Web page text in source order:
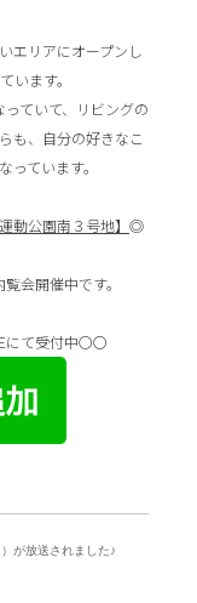
エリアにオープンし
います。
ていて、リビングの
も、自分の好きなこ
っています。
動公園南３号地】 ◎
会開催中です。
にて受付中〇〇
が放送されました♪